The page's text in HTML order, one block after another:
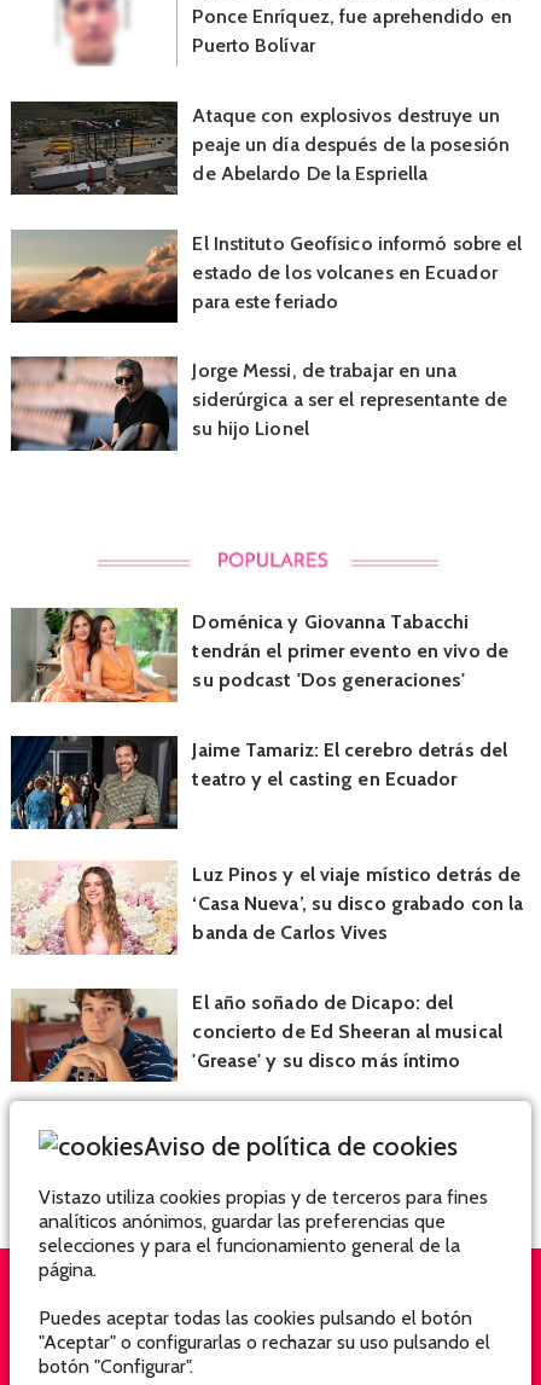
Ponce Enríquez, fue aprehendido en
Puerto Bolívar
Ataque con explosivos destruye un
peaje un día después de la posesión
de Abelardo De la Espriella
El Instituto Geofísico informó sobre el
estado de los volcanes en Ecuador
para este feriado
Jorge Messi, de trabajar en una
siderúrgica a ser el representante de
su hijo Lionel
Doménica y Giovanna Tabacchi
tendrán el primer evento en vivo de
su podcast 'Dos generaciones'
Jaime Tamariz: El cerebro detrás del
teatro y el casting en Ecuador
Luz Pinos y el viaje místico detrás de
‘Casa Nueva’, su disco grabado con la
banda de Carlos Vives
El año soñado de Dicapo: del
concierto de Ed Sheeran al musical
'Grease' y su disco más íntimo
QUIÉNES SOMOS SUSCRÍBETE
Aviso de política de cookies
Vistazo utiliza cookies propias y de terceros para fines
analíticos anónimos, guardar las preferencias que
selecciones y para el funcionamiento general de la
página.
Puedes aceptar todas las cookies pulsando el botón
"Aceptar" o configurarlas o rechazar su uso pulsando el
botón "Configurar".